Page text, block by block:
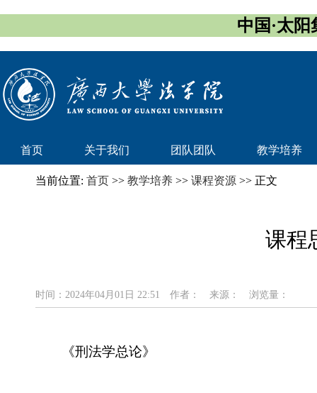
中国·太
首页 关于我们 团队团队 教学培养
当前位置: 首页 >> 教学培养 >> 课程资源 >> 正文
课程
时间：2024年04月01日 22:51 作者： 来源： 浏览量：
《刑法学总论》